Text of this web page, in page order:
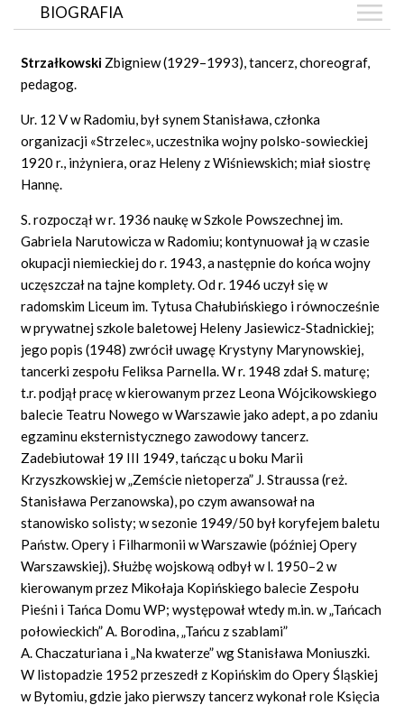
BIOGRAFIA
ZDJĘCIA
GRAF POWIĄZAŃ
DYSKUSJA
Mapa
Strzałkowski Zbigniew (1929–1993), tancerz, choreograf,
pedagog.
Ur. 12 V w Radomiu, był synem Stanisława, członka
organizacji «Strzelec», uczestnika wojny polsko-sowieckiej
1920 r., inżyniera, oraz Heleny z Wiśniewskich; miał siostrę
Hannę.
S. rozpoczął w r. 1936 naukę w Szkole Powszechnej im.
Gabriela Narutowicza w Radomiu; kontynuował ją w czasie
okupacji niemieckiej do r. 1943, a następnie do końca wojny
uczęszczał na tajne komplety. Od r. 1946 uczył się w
radomskim Liceum im. Tytusa Chałubińskiego i równocześnie
w prywatnej szkole baletowej Heleny Jasiewicz-Stadnickiej;
jego popis (1948) zwrócił uwagę Krystyny Marynowskiej,
tancerki zespołu Feliksa Parnella. W r. 1948 zdał S. maturę;
t.r. podjął pracę w kierowanym przez Leona Wójcikowskiego
balecie Teatru Nowego w Warszawie jako adept, a po zdaniu
egzaminu eksternistycznego zawodowy tancerz.
Zadebiutował 19 III 1949, tańcząc u boku Marii
Krzyszkowskiej w „Zemście nietoperza” J. Straussa (reż.
Stanisława Perzanowska), po czym awansował na
stanowisko solisty; w sezonie 1949/50 był koryfejem baletu
Państw. Opery i Filharmonii w Warszawie (później Opery
Warszawskiej). Służbę wojskową odbył w l. 1950–2 w
kierowanym przez Mikołaja Kopińskiego balecie Zespołu
Pieśni i Tańca Domu WP; występował wtedy m.in. w „Tańcach
połowieckich” A. Borodina, „Tańcu z szablami”
A. Chaczaturiana i „Na kwaterze” wg Stanisława Moniuszki.
W listopadzie 1952 przeszedł z Kopińskim do Opery Śląskiej
w Bytomiu, gdzie jako pierwszy tancerz wykonał role Księcia